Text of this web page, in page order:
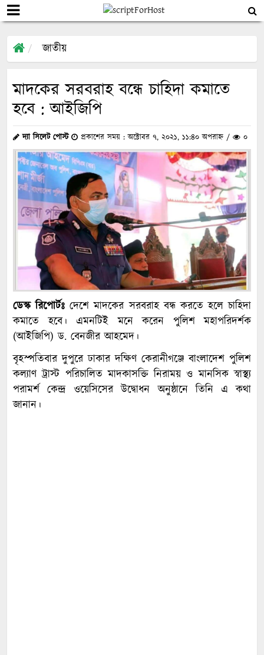
জাতীয়
মাদকের সরবরাহ বন্ধে চাহিদা কমাতে
হবে : আইজিপি
দ্যা সিলেট পোস্ট প্রকাশের সময় : অক্টোবর ৭, ২০২১, ১১:৪০ অপরাহ্ন / ০
ডেস্ক রিপোর্টঃদেশে মাদকের সরবরাহ বন্ধ করতে হলে চাহিদা
কমাতে হবে। এমনটিই মনে করেন পুলিশ মহাপরিদর্শক
(আইজিপি) ড. বেনজীর আহমেদ।
বৃহস্পতিবার দুপুরে ঢাকার দক্ষিণ কেরানীগঞ্জে বাংলাদেশ পুলিশ
কল্যাণ ট্রাস্ট পরিচালিত মাদকাসক্তি নিরাময় ও মানসিক স্বাস্থ্য
পরামর্শ কেন্দ্র ওয়েসিসের উদ্বোধন অনুষ্ঠানে তিনি এ কথা
জানান।